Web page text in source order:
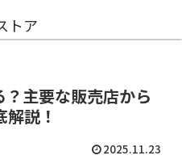
トア
主要な販売店から
説！
2025.11.23